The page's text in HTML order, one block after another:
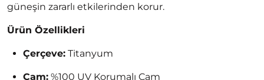
güneşin zararlı etkilerinden korur.
Ürün Özellikleri
Çerçeve: Titanyum
Cam: %100 UV Korumalı Cam